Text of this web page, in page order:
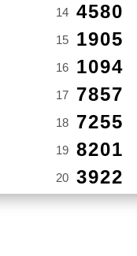
14 4580
15 1905
16 1094
17 7857
18 7255
19 8201
20 3922